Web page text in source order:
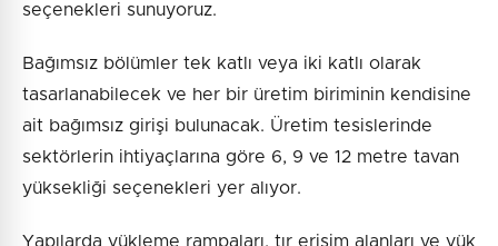
seçenekleri sunuyoruz.
Bağımsız bölümler tek katlı veya iki katlı olarak
tasarlanabilecek ve her bir üretim biriminin kendisine
ait bağımsız girişi bulunacak. Üretim tesislerinde
sektörlerin ihtiyaçlarına göre 6, 9 ve 12 metre tavan
yüksekliği seçenekleri yer alıyor.
Yapılarda yükleme rampaları, tır erişim alanları ve yük